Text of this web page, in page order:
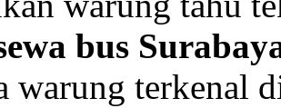
bus
warung terkenal